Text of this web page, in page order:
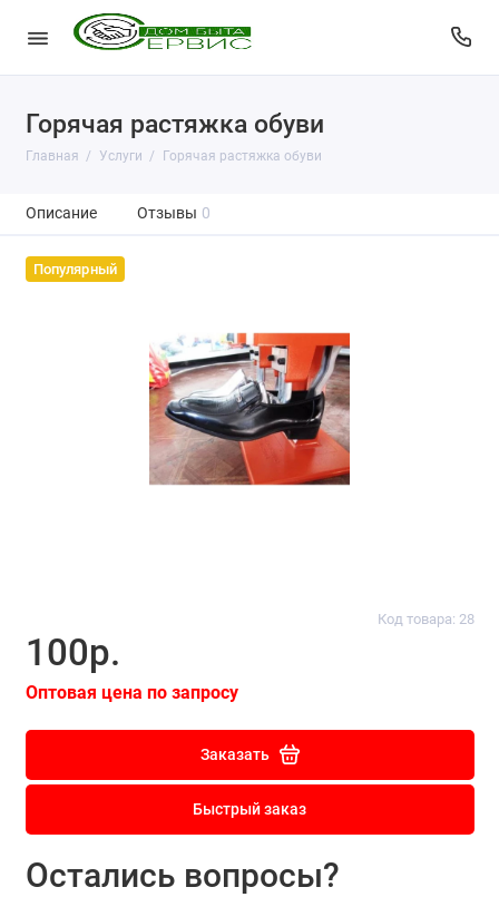
Горячая растяжка обуви
Главная Услуги Горячая растяжка обуви
Описание Отзывы 0
Популярный
Код товара: 28
100р.
Оптовая цена по запросу
Заказать
Быстрый заказ
Остались вопросы?